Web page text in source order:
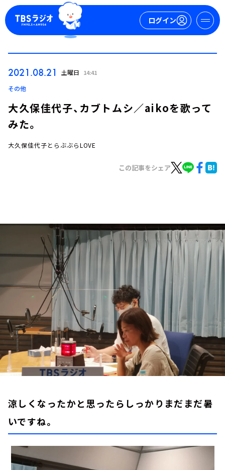
ログイン
お知らせ
イベント・グッズ
YouTube
会社情報
2021.08.21 土曜日 14:41
その他
大久保佳代子、カブトムシ／aikoを歌って
みた。
大久保佳代子とらぶぶらLOVE
この記事をシェア
涼しくなったかと思ったらしっかりまだまだ暑
いですね。